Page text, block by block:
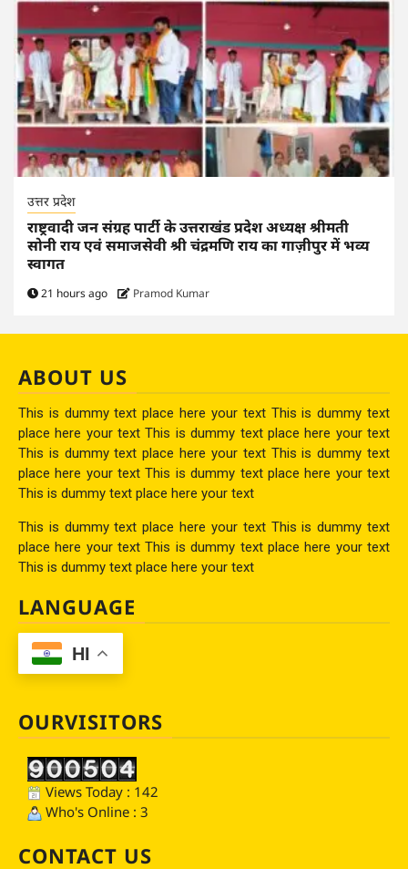
उत्तर प्रदेश
राष्ट्रवादी जन संग्रह पार्टी के उत्तराखंड प्रदेश अध्यक्ष श्रीमती
सोनी राय एवं समाजसेवी श्री चंद्रमणि राय का गाज़ीपुर में भव्य
स्वागत
21 hours ago Pramod Kumar
ABOUT US
This is dummy text place here your text This is dummy text
place here your text This is dummy text place here your text
This is dummy text place here your text This is dummy text
place here your text This is dummy text place here your text
This is dummy text place here your text
This is dummy text place here your text This is dummy text
place here your text This is dummy text place here your text
This is dummy text place here your text
LANGUAGE
HI
OURVISITORS
Views Today : 142
Who's Online : 3
CONTACT US